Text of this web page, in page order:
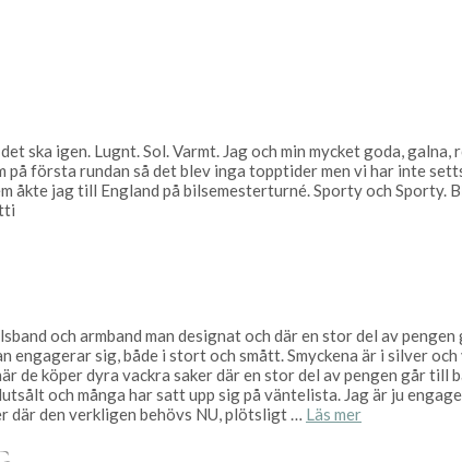
ska igen. Lugnt. Sol. Varmt. Jag och min mycket goda,
på första rundan så det blev inga topptider men vi har inte
åkte jag till England på bilsemesterturné. Sporty och Sporty.
och armband man designat och där en stor del av
sig, både i stort och smått. Smyckena är i silver
de köper dyra vackra saker där en stor del av pengen går till
och många har satt upp sig på väntelista. Jag är ju
den verkligen behövs NU, plötsligt … Läs mer